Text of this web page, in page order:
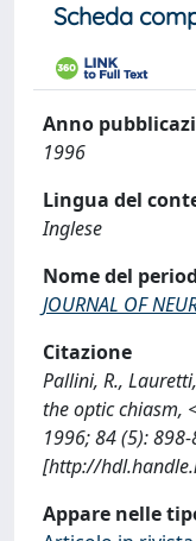
Scheda
Anno
1996
Lingua del
Inglese
Nome del
JOURNAL OF
Citazione
Pallini, R.,
the optic chiasm,
1996; 84 (5):
[http://
Appare nelle